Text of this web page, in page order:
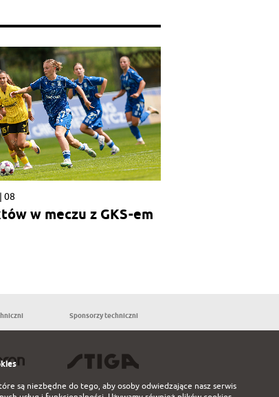
08
w meczu z GKS-em
Sponsorzy techniczni
są niezbędne do tego, aby osoby odwiedzające nasz serwis